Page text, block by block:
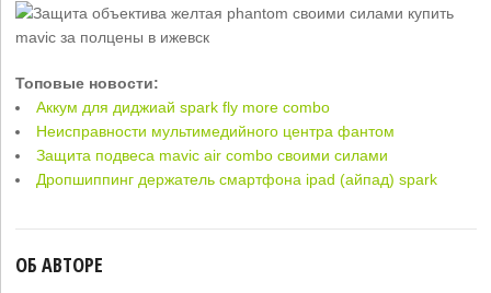
Топовые новости:
Аккум для диджиай spark fly more combo
Неисправности мультимедийного центра фантом
Защита подвеса mavic air combo своими силами
Дропшиппинг держатель смартфона ipad (айпад) spark
ОБ АВТОРЕ